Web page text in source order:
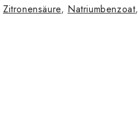
Zitronensäure, Natriumbenzoat,